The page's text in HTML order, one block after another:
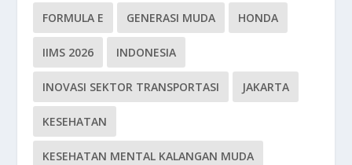
FORMULA E GENERASI MUDA HONDA
IIMS 2026 INDONESIA
INOVASI SEKTOR TRANSPORTASI JAKARTA
KESEHATAN
KESEHATAN MENTAL KALANGAN MUDA